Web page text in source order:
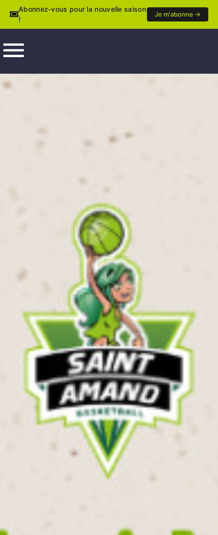
Abonnez-vous pour la nouvelle saison
!
Je m'abonne →
menu